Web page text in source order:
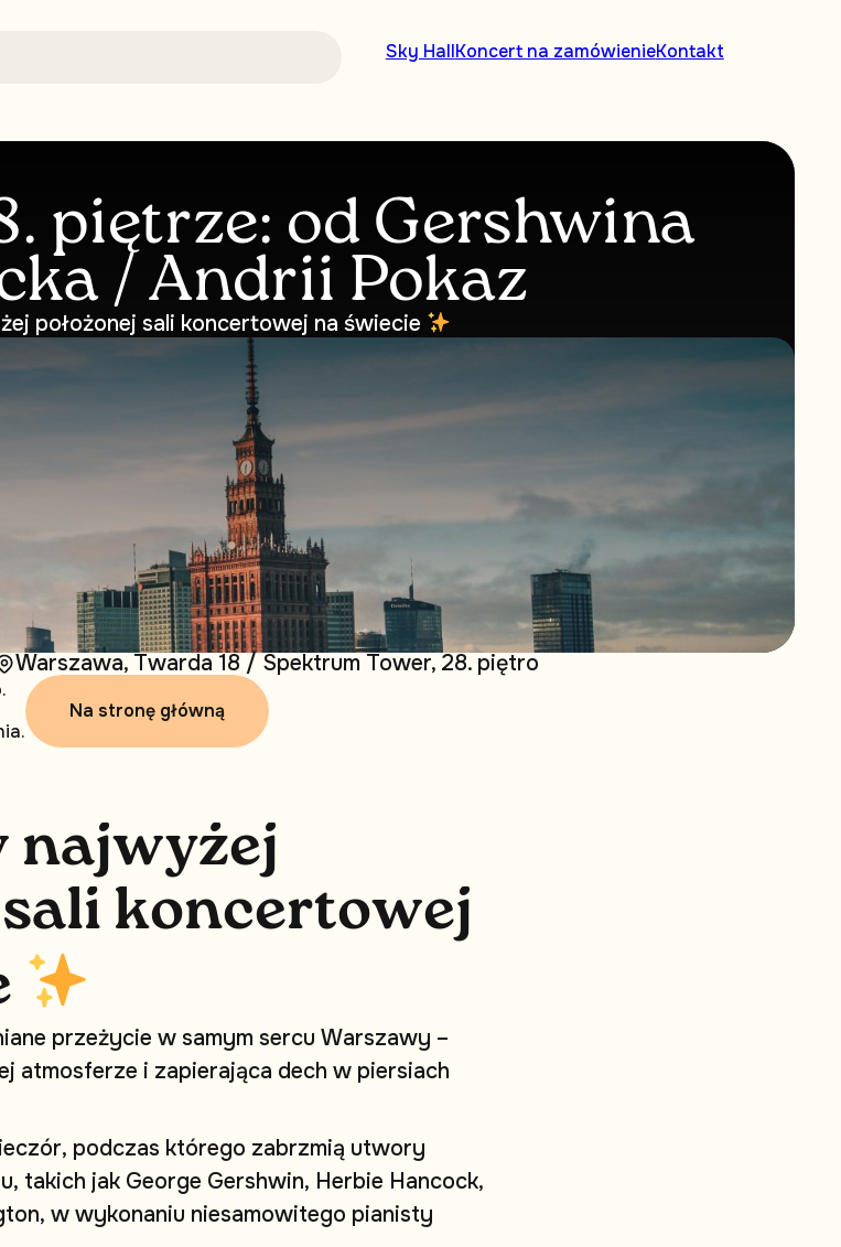
Sky HallKoncert na zamówienieKontakt
piętrze: od Gershwina
/ Andrii Pokaz
położonej sali koncertowej na świecie
Warszawa, Twarda 18 / Spektrum Tower, 28. piętro
Na stronę główną
najwyżej
sali koncertowej
iane przeżycie w samym sercu Warszawy –
j atmosferze i zapierająca dech w piersiach
eczór, podczas którego zabrzmią utwory
u, takich jak George Gershwin, Herbie Hancock,
ton, w wykonaniu niesamowitego pianisty